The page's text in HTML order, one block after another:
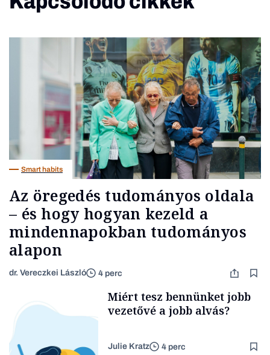
Smart habits
Az öregedés tudományos oldala
– és hogy hogyan kezeld a
mindennapokban tudományos
alapon
dr. Vereczkei László 4 perc
Miért tesz bennünket jobb
vezetővé a jobb alvás?
Julie Kratz 4 perc